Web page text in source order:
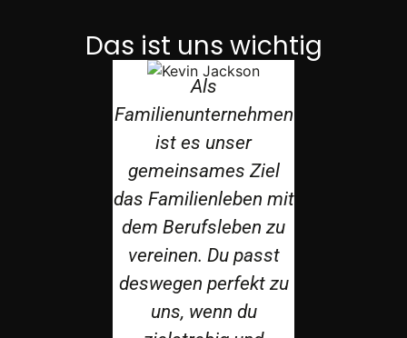
Das ist uns wichtig
Als
Familienunternehmen
ist es unser
gemeinsames Ziel
das Familienleben mit
dem Berufsleben zu
vereinen. Du passt
deswegen perfekt zu
uns, wenn du